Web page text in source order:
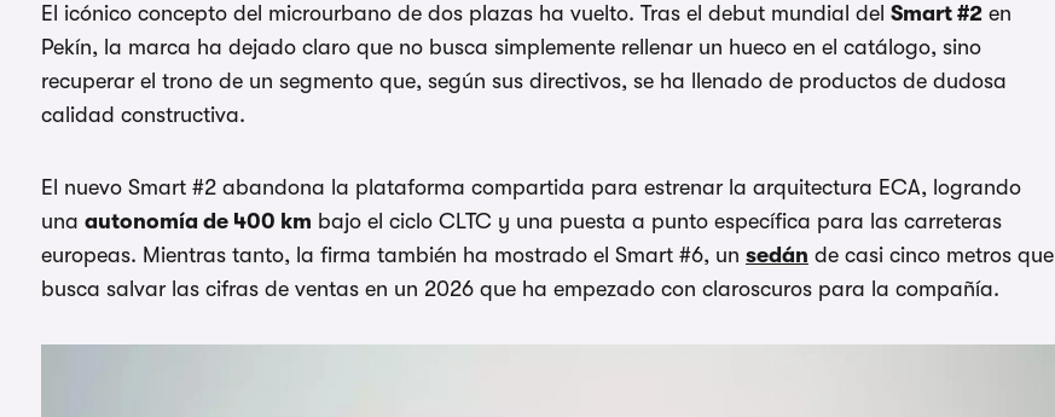
El icónico concepto del microurbano de dos plazas ha vuelto. Tras el debut mundial del Smart #2 en
Pekín, la marca ha dejado claro que no busca simplemente rellenar un hueco en el catálogo, sino
recuperar el trono de un segmento que, según sus directivos, se ha llenado de productos de dudosa
calidad constructiva.
El nuevo Smart #2 abandona la plataforma compartida para estrenar la arquitectura ECA, logrando
una autonomía de 400 km bajo el ciclo CLTC y una puesta a punto específica para las carreteras
europeas. Mientras tanto, la firma también ha mostrado el Smart #6, un sedán de casi cinco metros que
busca salvar las cifras de ventas en un 2026 que ha empezado con claroscuros para la compañía.